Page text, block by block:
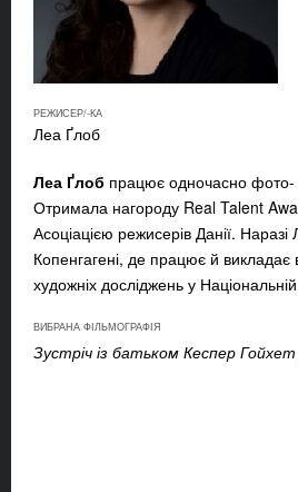
РЕЖИСЕР/-КА
Леа Ґлоб
Леа Ґлоб працює одночасно фото-
Отримала нагороду Real Talent
Асоціацією режисерів Данії.
Копенгагені, де працює й
художніх досліджень у Національній
ВИБРАНА ФІЛЬМОГРАФІЯ
Зустріч із батьком Кеспер